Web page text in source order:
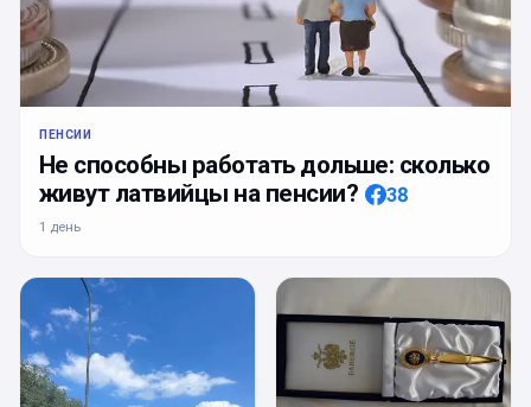
ПЕНСИИ
Не способны работать дольше: сколько
живут латвийцы на пенсии?
38
1 день